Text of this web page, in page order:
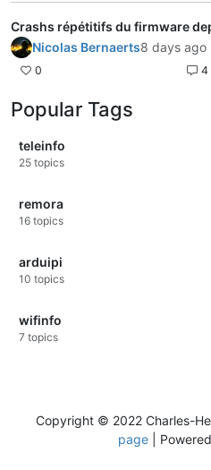
Crashs répétitifs du firmware
Nicolas Bernaerts8 days ago
0 4
Popular Tags
teleinfo
25 topics
remora
16 topics
arduipi
10 topics
wifinfo
7 topics
Copyright © 2022 Charles-
page |